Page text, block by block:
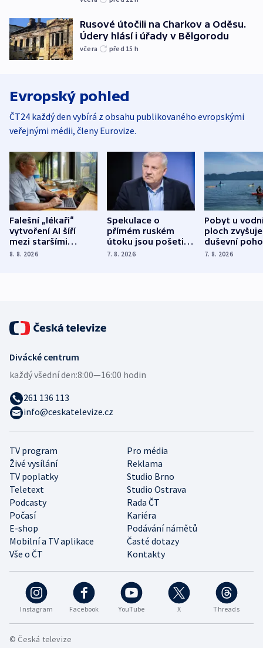
Rusové útočili na Charkov a Oděsu.
Údery hlásí i úřady v Bělgorodu
včera před 15 h
Evropský pohled
ČT24 každý den vybírá z obsahu publikovaného evropskými
veřejnými médii, členy Eurovize.
Falešní „lékaři“
vytvoření AI šíří
mezi staršími
Poláky nebezpečné
8. 8. 2026
Spekulace o
přímém ruském
útoku jsou pošetilé,
míní estonský
7. 8. 2026
Pobyt u
ploch zvyšuje
duševní
ukázala
7. 8. 2026
Instagram Facebook YouTube X Threads
TV program
Pro média
Živé vysílání
Reklama
TV poplatky
Studio Brno
Teletext
Studio Ostrava
Podcasty
Rada ČT
Počasí
Kariéra
E-shop
Podávání námětů
Mobilní a TV aplikace
Časté dotazy
Vše o ČT
Kontakty
Divácké centrum
každý všední den:8:00—16:00 hodin
261 136 113
info@ceskatelevize.cz
© Česká televize